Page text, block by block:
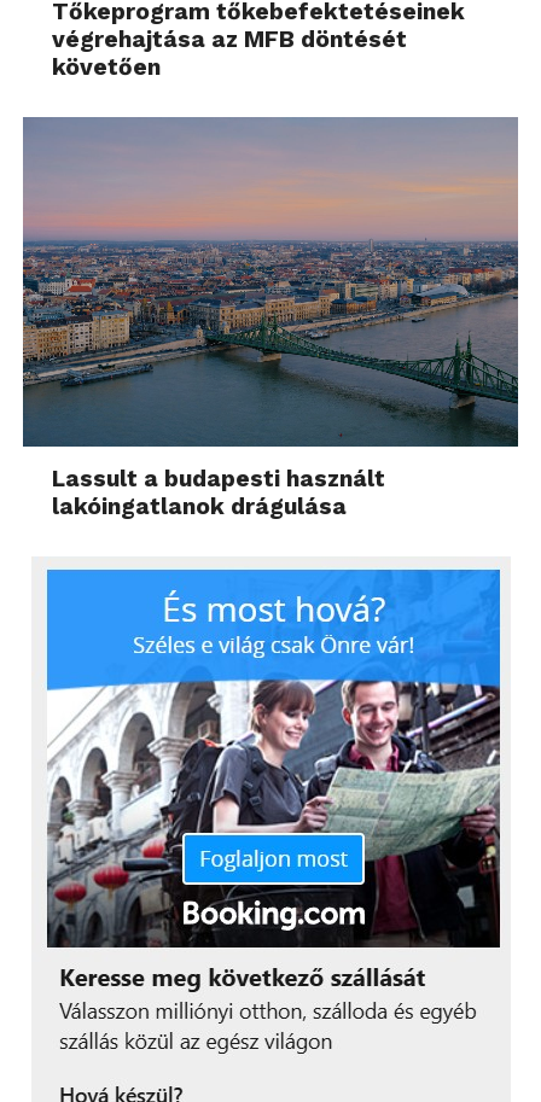
Tőkeprogram tőkebefektetéseinek
végrehajtása az MFB döntését
követően
Lassult a budapesti használt
lakóingatlanok drágulása